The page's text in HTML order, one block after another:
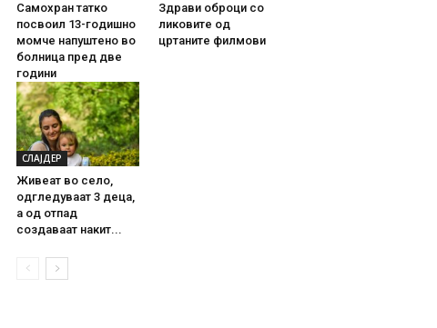
Самохран татко
посвоил 13-годишно
момче напуштено во
болница пред две
години
Здрави оброци со
ликовите од
цртаните филмови
СЛАЈДЕР
Живеат во село,
одгледуваат 3 деца,
а од отпад
создаваат накит...